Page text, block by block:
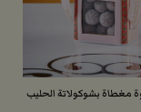
مغطاة بشوكولاتة الحليب